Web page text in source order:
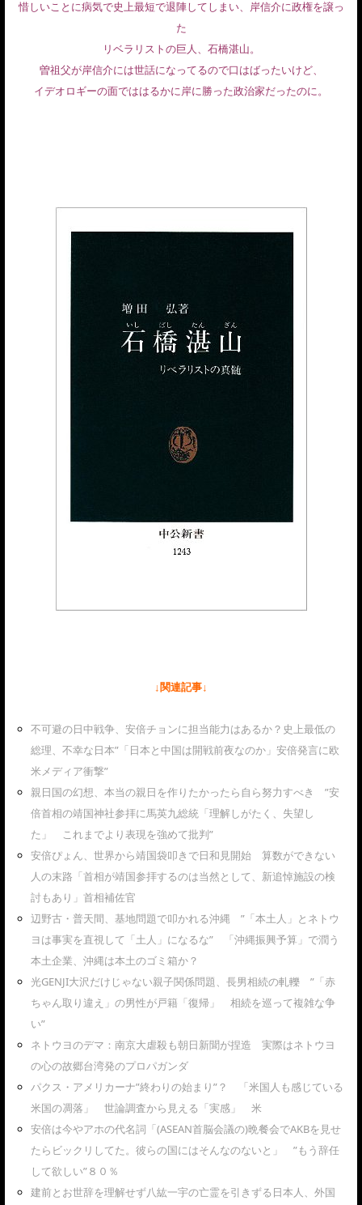
惜しいことに病気で史上最短で退陣してしまい、岸信介に政権を譲っ
た
リベラリストの巨人、石橋湛山。
曽祖父が岸信介には世話になってるので口はばったいけど、
イデオロギーの面でははるかに岸に勝った政治家だったのに。
↓関連記事↓
不可避の日中戦争、安倍チョンに担当能力はあるか？史上最低の
総理、不幸な日本”「日本と中国は開戦前夜なのか」安倍発言に欧
米メディア衝撃”
親日国の幻想、本当の親日を作りたかったら自ら努力すべき ”安
倍首相の靖国神社参拝に馬英九総統「理解しがたく、失望し
た」 これまでより表現を強めて批判”
安倍ぴょん、世界から靖国袋叩きで日和見開始 算数ができない
人の末路「首相が靖国参拝するのは当然として、新追悼施設の検
討もあり」首相補佐官
辺野古・普天間、基地問題で叩かれる沖縄 ”「本土人」とネトウ
ヨは事実を直視して「土人」になるな” 「沖縄振興予算」で潤う
本土企業、沖縄は本土のゴミ箱か？
光GENJI大沢だけじゃない親子関係問題、長男相続の軋轢 ”「赤
ちゃん取り違え」の男性が戸籍「復帰」 相続を巡って複雑な争
い”
ネトウヨのデマ：南京大虐殺も朝日新聞が捏造 実際はネトウヨ
の心の故郷台湾発のプロパガンダ
パクス・アメリカーナ”終わりの始まり”？ 「米国人も感じている
米国の凋落」 世論調査から見える「実感」 米
安倍は今やアホの代名詞「(ASEAN首脳会議の)晩餐会でAKBを見せ
たらビックリしてた。彼らの国にはそんなのないと」 ”もう辞任
して欲しい”８０％
建前とお世辞を理解せず八紘一宇の亡霊を引きずる日本人、外国